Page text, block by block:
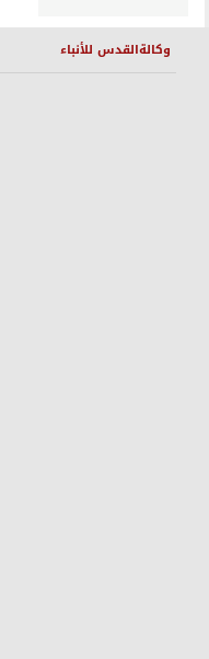
وكالةالقدس للأنباء